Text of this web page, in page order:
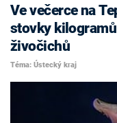
Ve večerce na
stovky
živočichů
Téma: Ústecký kraj